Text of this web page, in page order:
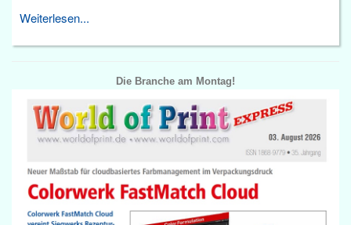
Weiterlesen...
Die Branche am Montag!